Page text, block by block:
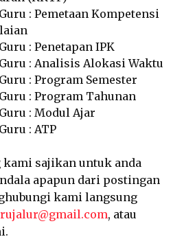
: Pemetaan Kompetensi
: Penetapan IPK
: Analisis Alokasi Waktu
: Program Semester
: Program Tahunan
: Modul Ajar
: ATP
sajikan untuk anda
apapun dari postingan
kami langsung
, atau